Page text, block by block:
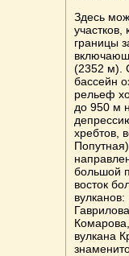
Здесь
границы
(2352 м).
бассейн
рельеф
до 950 м
хребтов,
большой
восток
вулкана